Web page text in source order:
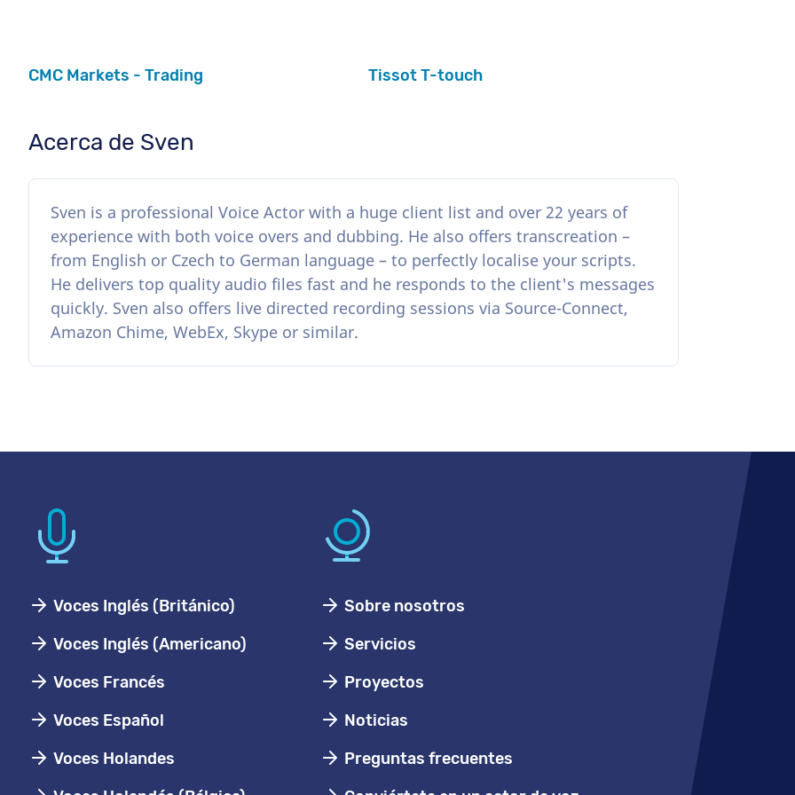
CMC Markets - Trading Tissot T-touch
Acerca de Sven
Sven is a professional Voice Actor with a huge client list and over 22 years of
experience with both voice overs and dubbing. He also offers transcreation –
from English or Czech to German language – to perfectly localise your scripts.
He delivers top quality audio files fast and he responds to the client's messages
quickly. Sven also offers live directed recording sessions via Source-Connect,
Amazon Chime, WebEx, Skype or similar.
Voces Inglés (Británico)
Voces Inglés (Americano)
Voces Francés
Voces Español
Voces Holandes
Sobre nosotros
Servicios
Proyectos
Noticias
Preguntas frecuentes